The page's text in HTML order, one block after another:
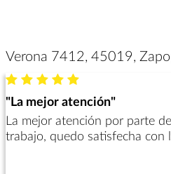
Verona 7412, 45019,
"La mejor atención"
La mejor atención por parte
trabajo, quedo satisfecha con